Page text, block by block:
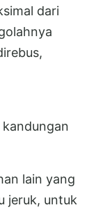
dari
lain yang
jeruk, untuk